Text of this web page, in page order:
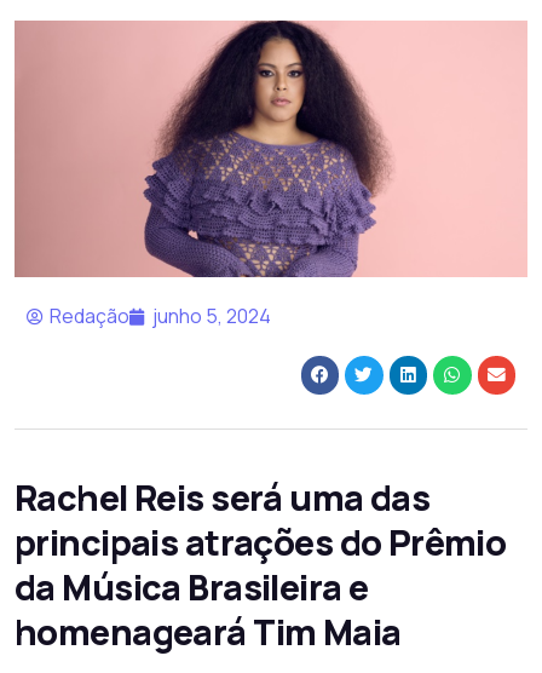
Redação junho 5, 2024
Rachel Reis será uma das
principais atrações do Prêmio
da Música Brasileira e
homenageará Tim Maia